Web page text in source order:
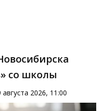
со школы
августа 2026, 11:00